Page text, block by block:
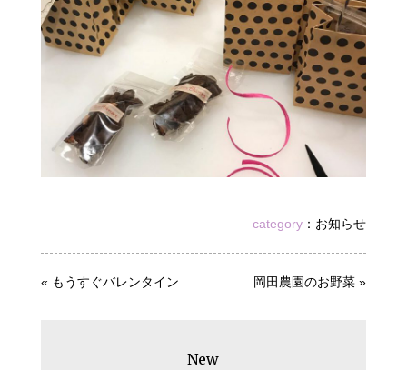
category ： お知らせ
« もうすぐバレンタイン 岡田農園のお野菜 »
New